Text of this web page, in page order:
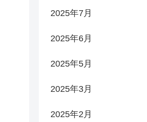
2025年7月
2025年6月
2025年5月
2025年3月
2025年2月